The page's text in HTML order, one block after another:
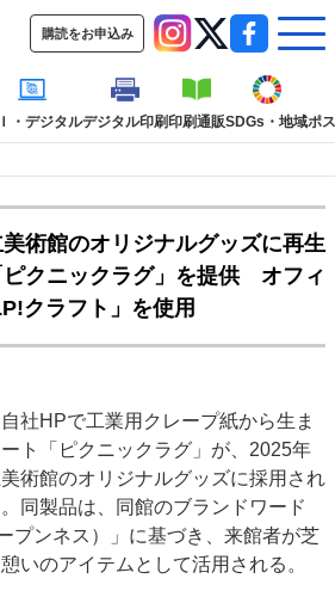
購読をお申込み
・デジタルデジタル印刷印刷通販SDGs・地域ポ
集記事
動画コンテンツ
ション
ビジネス 信用情報
業界
動・訃報
で勝負！ ～多様なビジネス・多彩な商材～
術館のオリジナルグッズに再生
ピクニックラグ」を提供 オフィ
クラフト」を使用
社HPで工業用クレープ紙から生ま
ト「ピクニックラグ」が、2025年
術館のオリジナルグッズに採用され
同製品は、同館のブランドワード
プンネス）」に基づき、来館者が芝
いのアイテムとして活用される。